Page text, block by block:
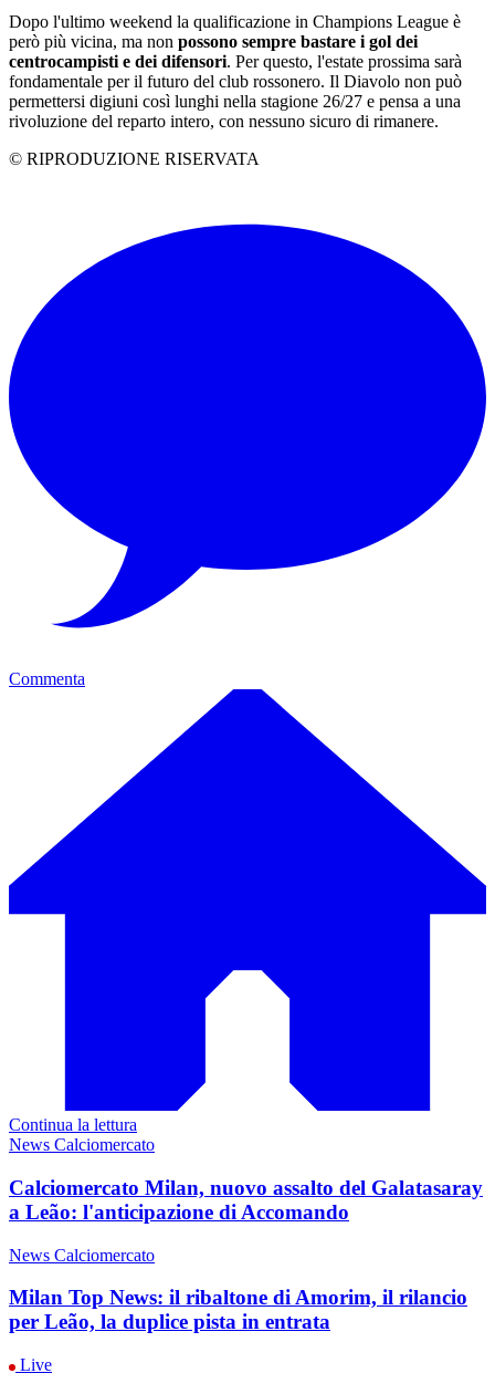
Dopo l'ultimo weekend la qualificazione in Champions League è
però più vicina, ma non possono sempre bastare i gol dei
centrocampisti e dei difensori. Per questo, l'estate prossima sarà
fondamentale per il futuro del club rossonero. Il Diavolo non può
permettersi digiuni così lunghi nella stagione 26/27 e pensa a una
rivoluzione del reparto intero, con nessuno sicuro di rimanere.
© RIPRODUZIONE RISERVATA
Commenta
Continua la lettura
News Calciomercato
Calciomercato Milan, nuovo assalto del Galatasaray
a Leão: l'anticipazione di Accomando
News Calciomercato
Milan Top News: il ribaltone di Amorim, il rilancio
per Leão, la duplice pista in entrata
Live